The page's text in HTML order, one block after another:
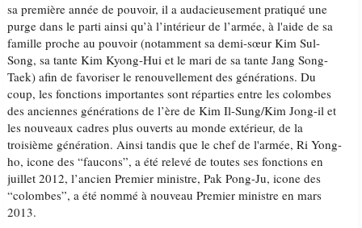
sa première année de pouvoir, il a audacieusement pratiqué une
purge dans le parti ainsi qu’à l’intérieur de l’armée, à l'aide de sa
famille proche au pouvoir (notamment sa demi-sœur Kim Sul-
Song, sa tante Kim Kyong-Hui et le mari de sa tante Jang Song-
Taek) afin de favoriser le renouvellement des générations. Du
coup, les fonctions importantes sont réparties entre les colombes
des anciennes générations de l’ère de Kim Il-Sung/Kim Jong-il et
les nouveaux cadres plus ouverts au monde extérieur, de la
troisième génération. Ainsi tandis que le chef de l'armée, Ri Yong-
ho, icone des “faucons”, a été relevé de toutes ses fonctions en
juillet 2012, l’ancien Premier ministre, Pak Pong-Ju, icone des
“colombes”, a été nommé à nouveau Premier ministre en mars
2013.